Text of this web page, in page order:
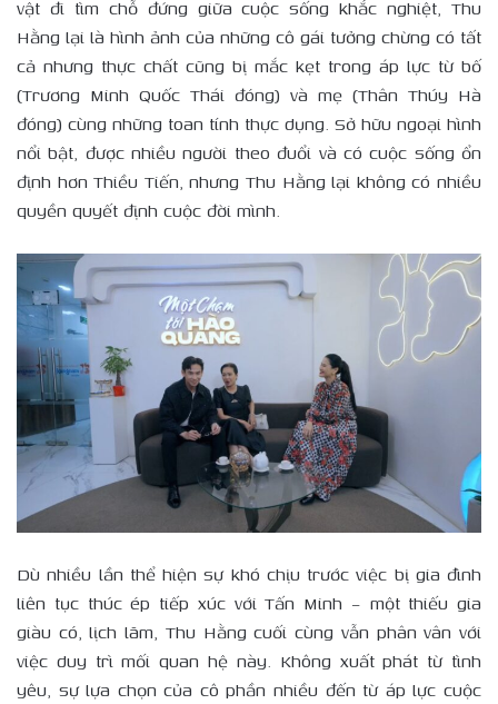
vật đi tìm chỗ đứng giữa cuộc sống khắc nghiệt, Thu
Hằng lại là hình ảnh của những cô gái tưởng chừng có tất
cả nhưng thực chất cũng bị mắc kẹt trong áp lực từ bố
(Trương Minh Quốc Thái đóng) và mẹ (Thân Thúy Hà
đóng) cùng những toan tính thực dụng. Sở hữu ngoại hình
nổi bật, được nhiều người theo đuổi và có cuộc sống ổn
định hơn Thiều Tiến, nhưng Thu Hằng lại không có nhiều
quyền quyết định cuộc đời mình.
Dù nhiều lần thể hiện sự khó chịu trước việc bị gia đình
liên tục thúc ép tiếp xúc với Tấn Minh – một thiếu gia
giàu có, lịch lãm, Thu Hằng cuối cùng vẫn phân vân với
việc duy trì mối quan hệ này. Không xuất phát từ tình
yêu, sự lựa chọn của cô phần nhiều đến từ áp lực cuộc